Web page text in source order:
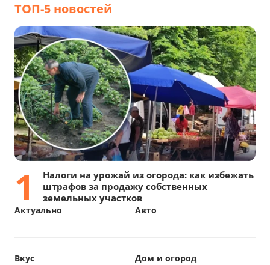
ТОП-5 новостей
1
Налоги на урожай из огорода: как избежать
штрафов за продажу собственных
земельных участков
Авто
Актуально
Вкус Дом и огород